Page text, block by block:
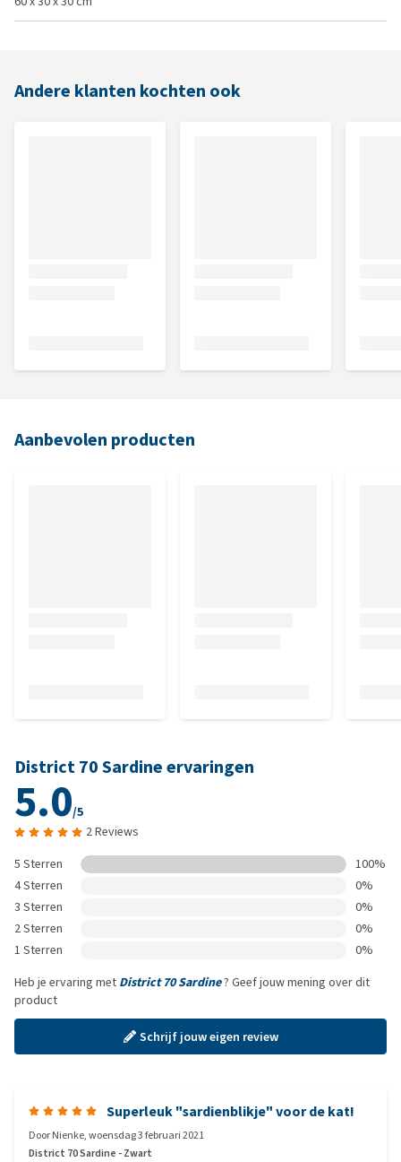
Andere klanten kochten ook
Aanbevolen producten
District 70 Sardine ervaringen
5.0/5
2 Reviews
5 Sterren
100%
4 Sterren
0%
3 Sterren
0%
2 Sterren
0%
1 Sterren
0%
Heb je ervaring met District 70 Sardine? Geef jouw mening over dit
product
Schrijf jouw eigen review
Superleuk "sardienblikje" voor de kat!
DoorNienke,woensdag 3 februari 2021
District 70 Sardine - Zwart